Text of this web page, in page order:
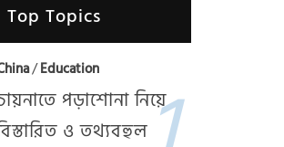
Top Topics
/Education
পড়াশোনা নিয়ে
ও তথ্যবহুল